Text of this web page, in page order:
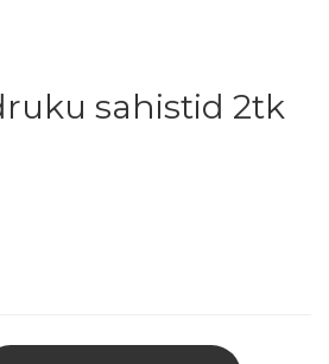
sahistid 2tk